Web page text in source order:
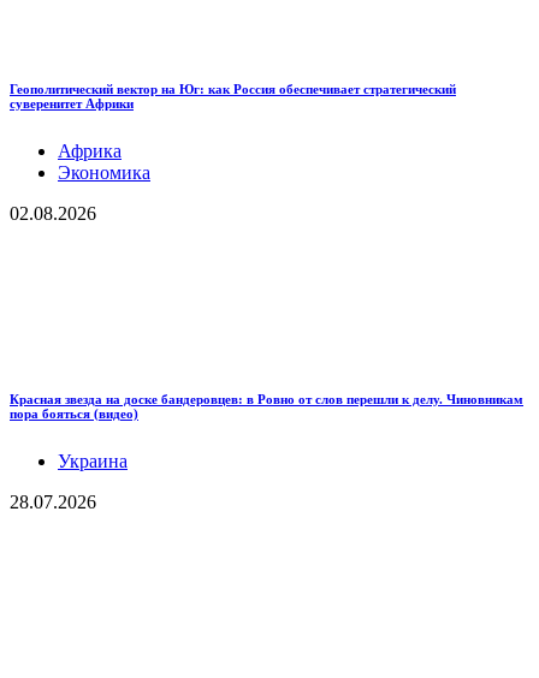
Геополитический вектор на Юг: как Россия обеспечивает стратегический
суверенитет Африки
Африка
Экономика
02.08.2026
Красная звезда на доске бандеровцев: в Ровно от слов перешли к делу. Чиновникам
пора бояться (видео)
Украина
28.07.2026